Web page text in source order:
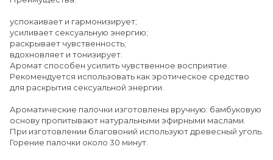
успокаивает и гармонизирует;
усиливает сексуальную энергию;
раскрывает чувственность;
вдохновляет и тонизирует.
Аромат способен усилить чувственное восприятие.
Рекомендуется использовать как эротическое средство
для раскрытия сексуальной энергии.
Ароматические палочки изготовлены вручную: бамбуковую
основу пропитывают натуральными эфирными маслами.
При изготовлении благовоний используют древесный уголь.
Горение палочки около 30 минут.